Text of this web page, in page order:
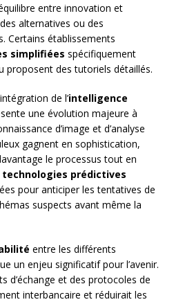
entre innovation et
alternatives ou des
Certains établissements
simplifiées spécifiquement
proposent des tutoriels détaillés.
de l’intelligence
une évolution majeure à
d’image et d’analyse
gagnent en sophistication,
le processus tout en
technologies prédictives
pour anticiper les tentatives de
suspects avant même la
entre les différents
un enjeu significatif pour l’avenir.
d’échange et des protocoles de
interbancaire et réduirait les